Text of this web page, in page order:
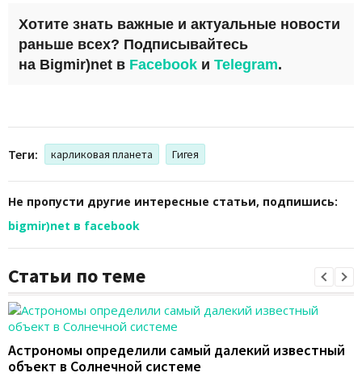
Хотите знать важные и актуальные новости
раньше всех? Подписывайтесь
на Bigmir)net в Facebook и Telegram.
Теги: карликовая планета Гигея
Не пропусти другие интересные статьи, подпишись:
bigmir)net в facebook
Статьи по теме
Астрономы определили самый далекий известный
объект в Солнечной системе